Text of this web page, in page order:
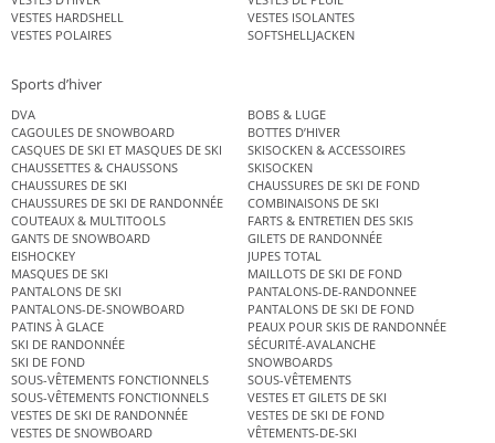
VESTES HARDSHELL
VESTES ISOLANTES
VESTES POLAIRES
SOFTSHELLJACKEN
Sports d’hiver
DVA
BOBS & LUGE
CAGOULES DE SNOWBOARD
BOTTES D’HIVER
CASQUES DE SKI ET MASQUES DE SKI
SKISOCKEN & ACCESSOIRES
CHAUSSETTES & CHAUSSONS
SKISOCKEN
CHAUSSURES DE SKI
CHAUSSURES DE SKI DE FOND
CHAUSSURES DE SKI DE RANDONNÉE
COMBINAISONS DE SKI
COUTEAUX & MULTITOOLS
FARTS & ENTRETIEN DES SKIS
GANTS DE SNOWBOARD
GILETS DE RANDONNÉE
EISHOCKEY
JUPES TOTAL
MASQUES DE SKI
MAILLOTS DE SKI DE FOND
PANTALONS DE SKI
PANTALONS-DE-RANDONNEE
PANTALONS-DE-SNOWBOARD
PANTALONS DE SKI DE FOND
PATINS À GLACE
PEAUX POUR SKIS DE RANDONNÉE
SKI DE RANDONNÉE
SÉCURITÉ-AVALANCHE
SKI DE FOND
SNOWBOARDS
SOUS-VÊTEMENTS FONCTIONNELS
SOUS-VÊTEMENTS
SOUS-VÊTEMENTS FONCTIONNELS
VESTES ET GILETS DE SKI
VESTES DE SKI DE RANDONNÉE
VESTES DE SKI DE FOND
VESTES DE SNOWBOARD
VÊTEMENTS-DE-SKI